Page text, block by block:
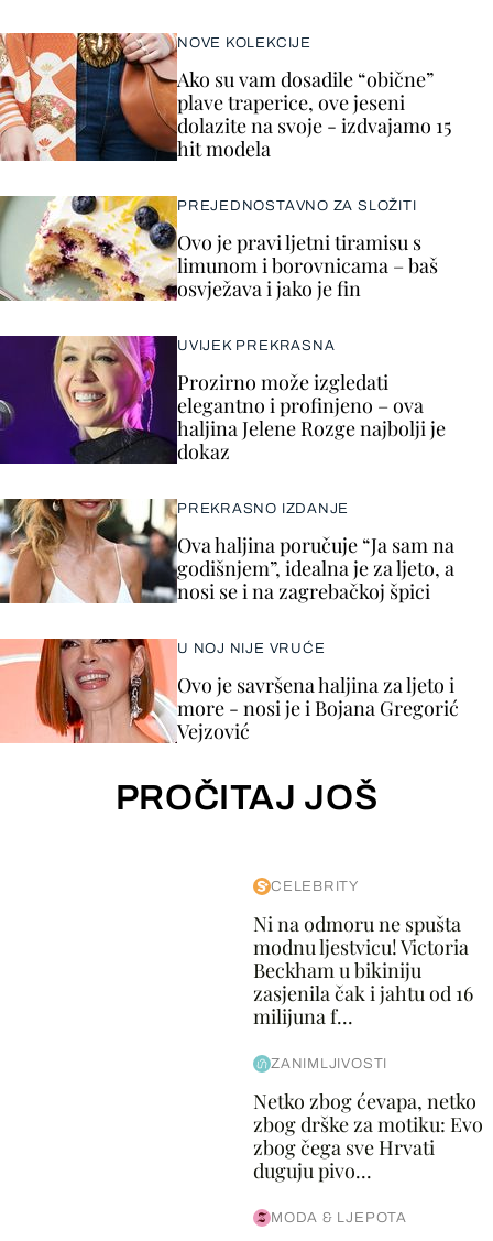
NOVE KOLEKCIJE
Ako su vam dosadile “obične”
plave traperice, ove jeseni
dolazite na svoje - izdvajamo 15
hit modela
PREJEDNOSTAVNO ZA SLOŽITI
Ovo je pravi ljetni tiramisu s
limunom i borovnicama – baš
osvježava i jako je fin
UVIJEK PREKRASNA
Prozirno može izgledati
elegantno i profinjeno – ova
haljina Jelene Rozge najbolji je
dokaz
PREKRASNO IZDANJE
Ova haljina poručuje “Ja sam na
godišnjem”, idealna je za ljeto, a
nosi se i na zagrebačkoj špici
U NOJ NIJE VRUĆE
Ovo je savršena haljina za ljeto i
more - nosi je i Bojana Gregorić
Vejzović
PROČITAJ JOŠ
CELEBRITY
Ni na odmoru ne spušta
modnu ljestvicu! Victoria
Beckham u bikiniju
zasjenila čak i jahtu od 16
milijuna f...
ZANIMLJIVOSTI
Netko zbog ćevapa, netko
zbog drške za motiku: Evo
zbog čega sve Hrvati
duguju pivo...
MODA & LJEPOTA